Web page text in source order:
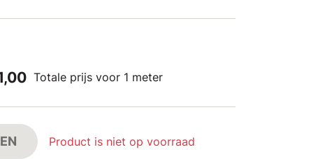
Totale prijs voor 1 meter
Product is niet op voorraad